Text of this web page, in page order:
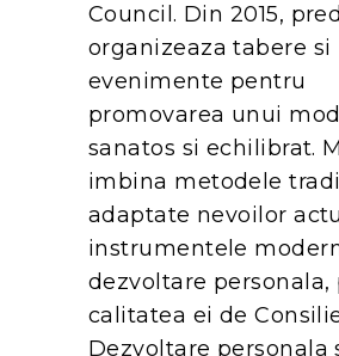
Council. Din 2015,
organizeaza tabere si
evenimente pentru
promovarea unui
sanatos si echilibrat.
imbina metodele
adaptate nevoilor
instrumentele
dezvoltare personala,
calitatea ei de
Dezvoltare personala